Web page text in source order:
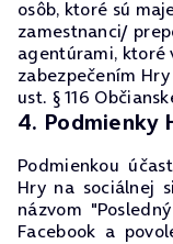
osôb, ktoré sú
zamestnanci/
agentúrami, ktoré
zabezpečením
ust. § 116
4. Podmienky
Podmienkou
Hry na sociálnej
názvom
Facebook a